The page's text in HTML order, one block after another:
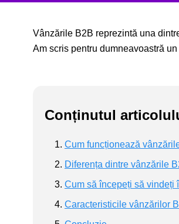
Vânzările B2B reprezintă una
Am scris pentru dumneavoastră
Conținutul
Cum funcționează
Diferența dintre vânzările
Cum să începeți să vindeți
Caracteristicile vânzărilor